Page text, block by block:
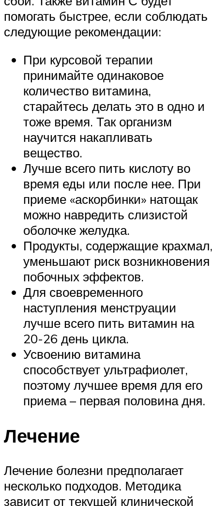
помогать быстрее, если соблюдать
следующие рекомендации:
При курсовой терапии
принимайте одинаковое
количество витамина,
старайтесь делать это в одно и
тоже время. Так организм
научится накапливать
вещество.
Лучше всего пить кислоту во
время еды или после нее. При
приеме «аскорбинки» натощак
можно навредить слизистой
оболочке желудка.
Продукты, содержащие крахмал,
уменьшают риск возникновения
побочных эффектов.
Для своевременного
наступления менструации
лучше всего пить витамин на
20-26 день цикла.
Усвоению витамина
способствует ультрафиолет,
поэтому лучшее время для его
приема – первая половина дня.
Лечение
Лечение болезни предполагает
несколько подходов. Методика
зависит от текущей клинической